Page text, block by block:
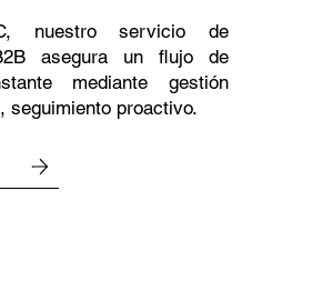
nuestro servicio de
asegura un flujo de
mediante gestión
seguimiento proactivo.